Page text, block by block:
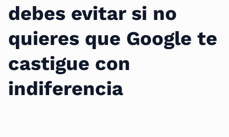
debes evitar si no
quieres que Google te
castigue con
indiferencia